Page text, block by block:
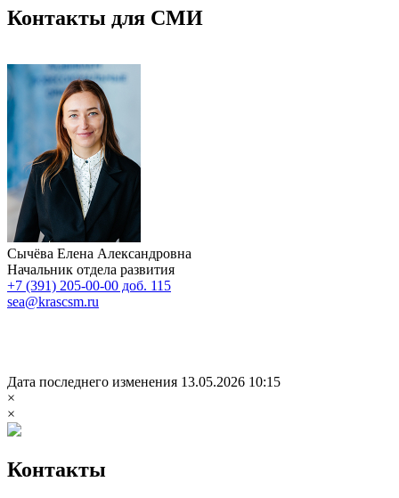
Контакты для СМИ
Сычёва Елена Александровна
Начальник отдела развития
+7 (391) 205-00-00 доб. 115
sea@krascsm.ru
Дата последнего изменения 13.05.2026 10:15
×
×
Контакты